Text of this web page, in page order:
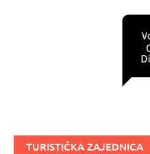
TURISTIČKA ZAJEDNICA